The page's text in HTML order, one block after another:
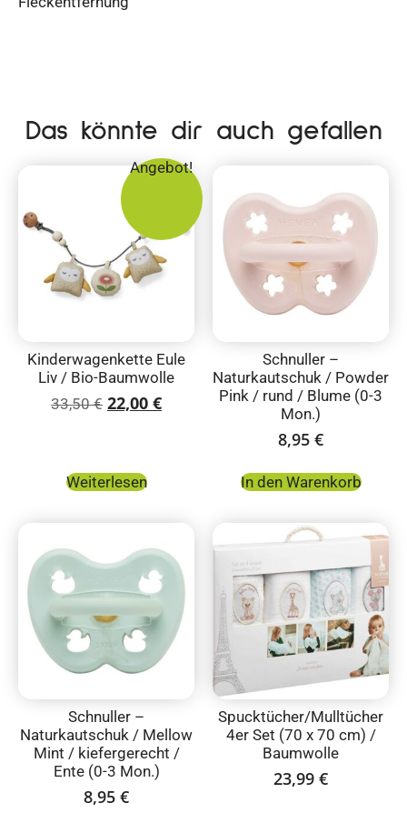
Das könnte dir auch gefallen
Angebot!
Kinderwagenkette Eule
Liv / Bio-Baumwolle
33,50€ 22,00 €
Weiterlesen
Schnuller –
Naturkautschuk / Powder
Pink / rund / Blume (0-3
Mon.)
8,95 €
In den Warenkorb
Schnuller –
Naturkautschuk / Mellow
Mint / kiefergerecht /
Ente (0-3 Mon.)
8,95 €
Spucktücher/Mulltücher
4er Set (70 x 70 cm) /
Baumwolle
23,99 €